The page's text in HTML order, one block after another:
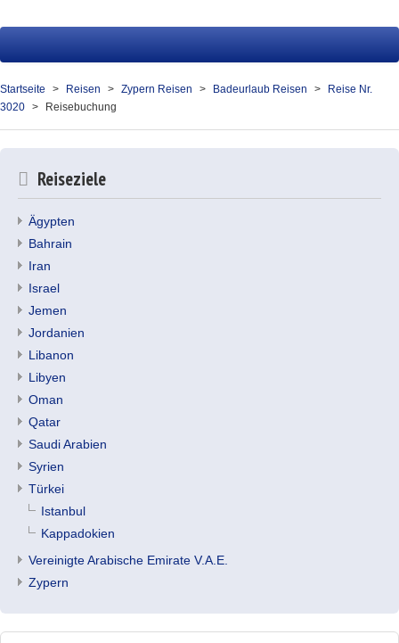
Service
Presse
Über uns
Kontakt
Startseite Reisen Zypern Reisen Badeurlaub Reisen
Reise Nr.
3020
Reisebuchung
Reiseziele
Ägypten
Bahrain
Iran
Israel
Jemen
Jordanien
Libanon
Libyen
Oman
Qatar
Saudi Arabien
Syrien
Türkei
Istanbul
Kappadokien
Vereinigte Arabische Emirate V.A.E.
Zypern